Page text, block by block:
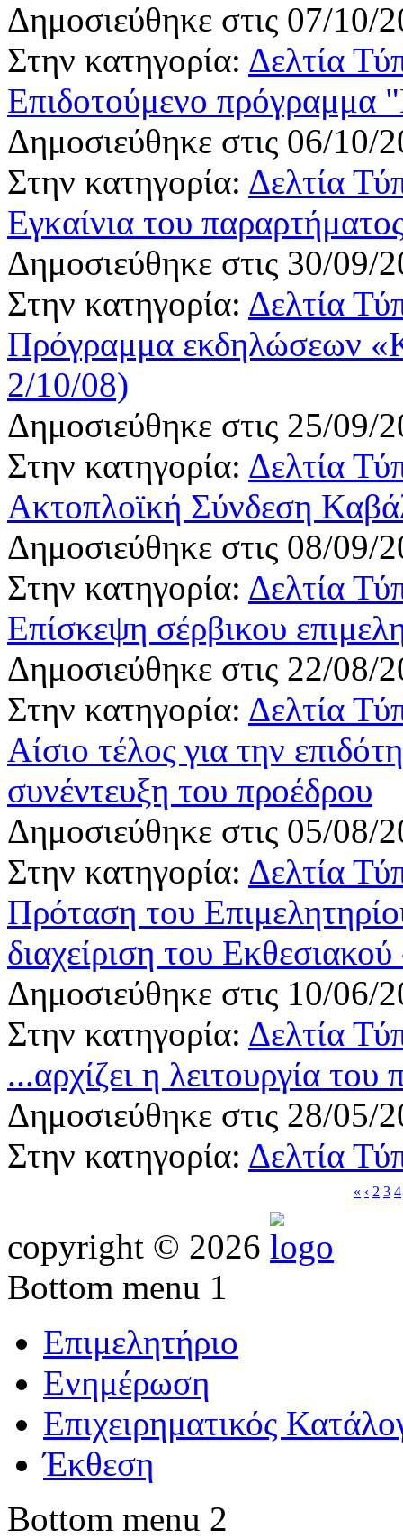
Δημοσιεύθηκε στις 07/10/
Στην κατηγορία: Δελτία
Επιδοτούμενο πρόγραμμα
Δημοσιεύθηκε στις 06/10/
Στην κατηγορία: Δελτία
Εγκαίνια του
Δημοσιεύθηκε στις 30/09/
Στην κατηγορία: Δελτία
Πρόγραμμα εκδηλώσεων
2/10/08)
Δημοσιεύθηκε στις 25/09/
Στην κατηγορία: Δελτία
Ακτοπλοϊκή Σύνδεση
Δημοσιεύθηκε στις 08/09/
Στην κατηγορία: Δελτία
Επίσκεψη σέρβικου
Δημοσιεύθηκε στις 22/08/
Στην κατηγορία: Δελτία
Αίσιο τέλος για την
συνέντευξη του προέδρου
Δημοσιεύθηκε στις 05/08/
Στην κατηγορία: Δελτία
Πρόταση του
διαχείριση του
Δημοσιεύθηκε στις 10/06/
Στην κατηγορία: Δελτία
...αρχίζει η λειτουργία
Δημοσιεύθηκε στις 28/05/
Στην κατηγορία: Δελτία
« ‹ 2 3 4
copyright © 2026
Bottom menu 1
Επιμελητήριο
Ενημέρωση
Επιχειρηματικός
Έκθεση
Bottom menu 2